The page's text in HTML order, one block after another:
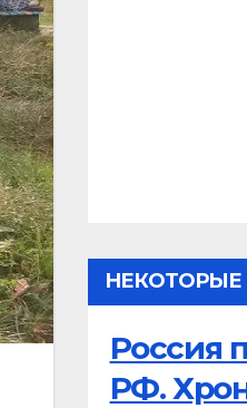
НЕКОТОРЫЕ
Россия
РФ.